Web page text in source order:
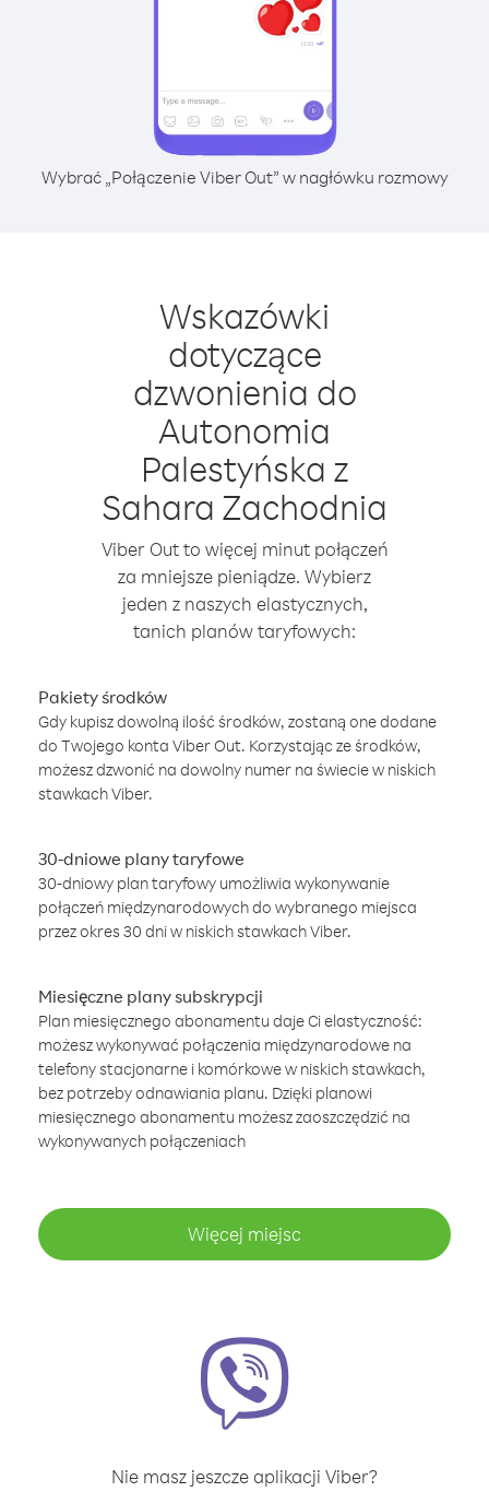
Wybrać „Połączenie Viber Out” w nagłówku rozmowy
Wskazówki
dotyczące
dzwonienia do
Autonomia
Palestyńska z
Sahara Zachodnia
Viber Out to więcej minut połączeń
za mniejsze pieniądze. Wybierz
jeden z naszych elastycznych,
tanich planów taryfowych:
Pakiety środków
Gdy kupisz dowolną ilość środków, zostaną one dodane
do Twojego konta Viber Out. Korzystając ze środków,
możesz dzwonić na dowolny numer na świecie w niskich
stawkach Viber.
30-dniowe plany taryfowe
30-dniowy plan taryfowy umożliwia wykonywanie
połączeń międzynarodowych do wybranego miejsca
przez okres 30 dni w niskich stawkach Viber.
Miesięczne plany subskrypcji
Plan miesięcznego abonamentu daje Ci elastyczność:
możesz wykonywać połączenia międzynarodowe na
telefony stacjonarne i komórkowe w niskich stawkach,
bez potrzeby odnawiania planu. Dzięki planowi
miesięcznego abonamentu możesz zaoszczędzić na
wykonywanych połączeniach
Więcej miejsc
Nie masz jeszcze aplikacji Viber?